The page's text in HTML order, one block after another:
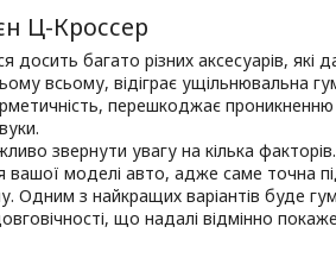
Ц-Кроссер
досить багато різних аксесуарів, які
всьому, відіграє ущільнювальна
перешкоджає
звернути увагу на кілька
вашої моделі авто, адже саме точна
Одним з найкращих варіантів буде
що надалі відмінно